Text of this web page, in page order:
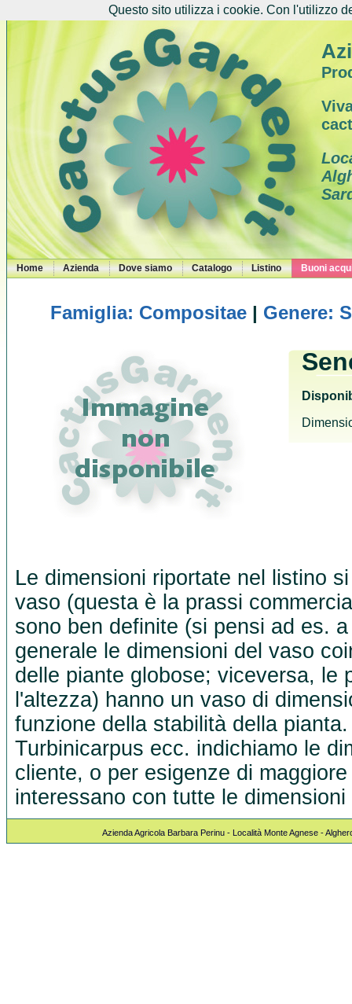
Home Azienda Dove siamo Catalogo Listino Buoni
Famiglia: Compositae | Genere:
Le dimensioni riportate nel listino
vaso (questa è la prassi
sono ben definite (si pensi ad es.
generale le dimensioni del vaso
delle piante globose; viceversa, le
l'altezza) hanno un vaso di
funzione della stabilità della
Turbinicarpus ecc. indichiamo le
cliente, o per esigenze di
interessano con tutte le
Azienda Agricola Barbara Perinu - Località Monte Agnese -
Questo sito utilizza i cookie. Con l'utilizzo